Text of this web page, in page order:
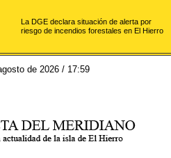
La DGE declara situación de alerta por
riesgo de incendios forestales en El Hierro
de 2026 / 17:59